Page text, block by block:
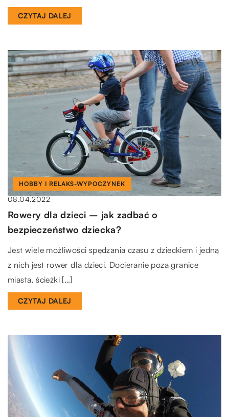
CZYTAJ DALEJ
HOBBY I RELAKS-WYPOCZYNEK
08.04.2022
Rowery dla dzieci – jak zadbać o
bezpieczeństwo dziecka?
Jest wiele możliwości spędzania czasu z dzieckiem i jedną
z nich jest rower dla dzieci. Docieranie poza granice
miasta, ścieżki […]
CZYTAJ DALEJ